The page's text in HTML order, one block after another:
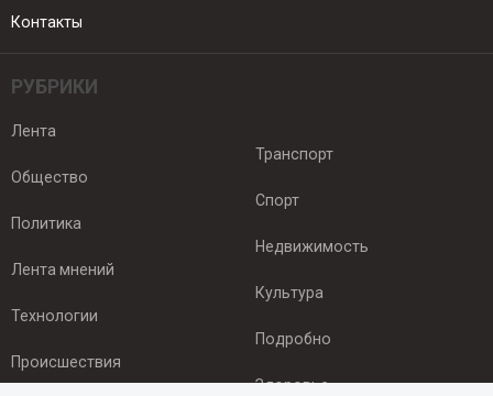
Контакты
РУБРИКИ
Лента
Общество
Политика
Лента мнений
Технологии
Происшествия
Транспорт
Спорт
Недвижимость
Культура
Подробно
Здоровье